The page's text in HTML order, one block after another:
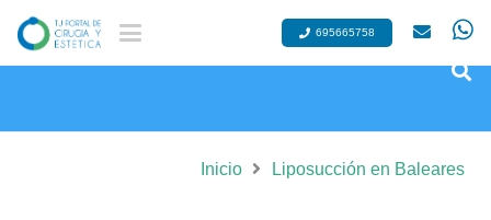
695665758
Inicio Liposucción en Baleares